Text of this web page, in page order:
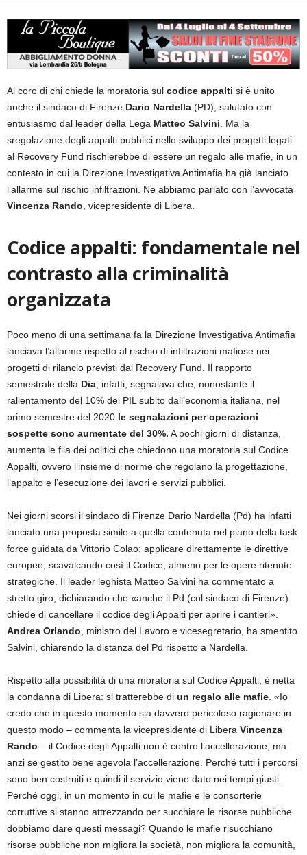
Al coro di chi chiede la moratoria sul codice appalti si è unito
anche il sindaco di Firenze Dario Nardella (PD), salutato con
entusiasmo dal leader della Lega Matteo Salvini. Ma la
sregolazione degli appalti pubblici nello sviluppo dei progetti legati
al Recovery Fund rischierebbe di essere un regalo alle mafie, in un
contesto in cui la Direzione Investigativa Antimafia ha già lanciato
l’allarme sul rischio infiltrazioni. Ne abbiamo parlato con l’avvocata
Vincenza Rando, vicepresidente di Libera.
Codice appalti: fondamentale nel
contrasto alla criminalità
organizzata
Poco meno di una settimana fa la Direzione Investigativa Antimafia
lanciava l’allarme rispetto al rischio di infiltrazioni mafiose nei
progetti di rilancio previsti dal Recovery Fund. Il rapporto
semestrale della Dia, infatti, segnalava che, nonostante il
rallentamento del 10% del PIL subito dall’economia italiana, nel
primo semestre del 2020 le segnalazioni per operazioni
sospette sono aumentate del 30%. A pochi giorni di distanza,
aumenta le fila dei politici che chiedono una moratoria sul Codice
Appalti, ovvero l’insieme di norme che regolano la progettazione,
l’appalto e l’esecuzione dei lavori e servizi pubblici.
Nei giorni scorsi il sindaco di Firenze Dario Nardella (Pd) ha infatti
lanciato una proposta simile a quella contenuta nel piano della task
force guidata da Vittorio Colao: applicare direttamente le direttive
europee, scavalcando così il Codice, almeno per le opere ritenute
strategiche. Il leader leghista Matteo Salvini ha commentato a
stretto giro, dichiarando che «anche il Pd (col sindaco di Firenze)
chiede di cancellare il codice degli Appalti per aprire i cantieri».
Andrea Orlando, ministro del Lavoro e vicesegretario, ha smentito
Salvini, chiarendo la distanza del Pd rispetto a Nardella.
Rispetto alla possibilità di una moratoria sul Codice Appalti, è netta
la condanna di Libera: si tratterebbe di un regalo alle mafie. «Io
credo che in questo momento sia davvero pericoloso ragionare in
questo modo – commenta la vicepresidente di Libera Vincenza
Rando – il Codice degli Appalti non è contro l’accellerazione, ma
anzi se gestito bene agevola l’accellerazione. Perché tutti i percorsi
sono ben costruiti e quindi il servizio viene dato nei tempi giusti.
Perché oggi, in un momento in cui le mafie e le consorterie
corruttive si stanno attrezzando per succhiare le risorse pubbliche
dobbiamo dare questi messagi? Quando le mafie risucchiano
risorse pubbliche non migliora la società, non migliora la comunità,